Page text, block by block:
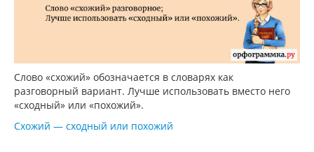
Слово «схожий» обозначается в словарях как
разговорный вариант. Лучше использовать вместо него
«сходный» или «похожий».
Схожий — сходный или похожий